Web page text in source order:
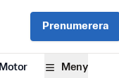
Prenumerera
Motor Meny